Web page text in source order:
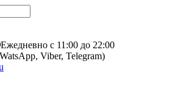
Ежедневно с 11:00 до 22:00
Viber, Telegram)